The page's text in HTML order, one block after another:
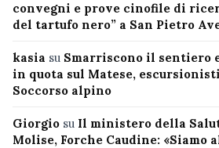
convegni e prove cinofile di
del tartufo nero” a San Pietro
kasia su Smarriscono il sentiero
in quota sul Matese,
Soccorso alpino
Giorgio su Il ministero della
Molise, Forche Caudine: «Siamo